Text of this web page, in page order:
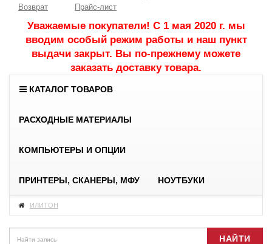
Возврат
Прайс-лист
Уважаемые покупатели! С 1 мая 2020 г. мы
вводим особый режим работы и наш пункт
выдачи закрыт. Вы по-прежнему можете
заказать доставку товара.
КАТАЛОГ ТОВАРОВ
РАСХОДНЫЕ МАТЕРИАЛЫ
КОМПЬЮТЕРЫ И ОПЦИИ
ПРИНТЕРЫ, СКАНЕРЫ, МФУ НОУТБУКИ
ИЛИТОН
НАЙТИ